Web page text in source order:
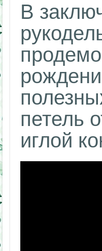
В
петель
иглой